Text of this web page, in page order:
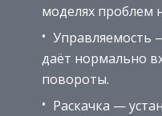
моделях проблем
Управляемость
даёт нормально
повороты.
Раскачка —